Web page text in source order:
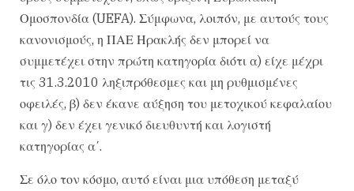
Ομοσπονδία (UEFA). Σύμφωνα, λοιπόν, με αυτούς τους
κανονισμούς, η ΠΑΕ Ηρακλής δεν μπορεί να
συμμετέχει στην πρώτη κατηγορία διότι α) είχε μέχρι
τις 31.3.2010 ληξιπρόθεσμες και μη ρυθμισμένες
οφειλές, β) δεν έκανε αύξηση του μετοχικού κεφαλαίου
και γ) δεν έχει γενικό διευθυντή και λογιστή
κατηγορίας α΄.
Σε όλο τον κόσμο, αυτό είναι μια υπόθεση μεταξύ